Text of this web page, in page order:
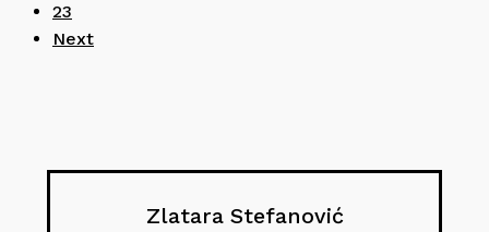
23
Next
Zlatara Stefanović